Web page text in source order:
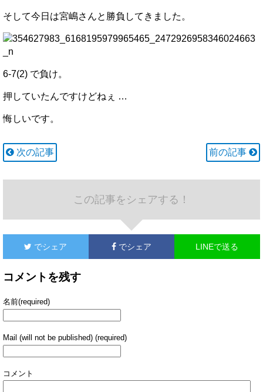
そして今日は宮嶋さんと勝負してきました。
6-7(2) で負け。
押していたんですけどねぇ …
悔しいです。
次の記事 前の記事
この記事をシェアする！
でシェア でシェア LINEで送る
コメントを残す
名前(required)
Mail (will not be published) (required)
コメント